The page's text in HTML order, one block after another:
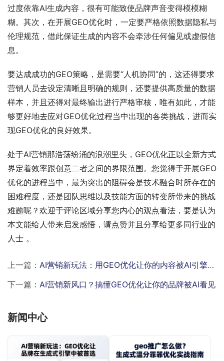
过度依靠AI生成内容，很有可能致使品牌声音变得模模糊
糊。其次，在开展GEO优化时，一定要严格依照数据隐私与
伦理规范，借此保证生成的内容不会牵涉任何偏见或虚假信
息。
要达成成功的GEO策略，是需要“人机协同”的，这还得要求
营销人员去设定清晰且明确的规则，还要提供高质量的数据
样本，并且还得对最终输出进行严格审核，唯有如此，才能
够更好地去应对GEO优化过程当中出现的各类挑战，进而实
现GEO优化的良好效果。
处于AI营销那浩荡纷涌的浪潮里头，GEO优化正以全新方式
界定着效率跟创意二者之间的界限范围。您觉得于开展GEO
优化的进程当中，最为突出的阻碍会是技术融合时所存在的
困难程度，还是团队思维以及技能方面的转变所带来的挑战
难题呢？欢迎于评论区域分享您内心的观点看法，要是认为
本文能给人带来启发感悟，请点赞并且分享给更多同行业的
人士 。
上一篇： AI营销新玩法：用GEO优化让你的内容被AI引擎一眼看中
下一篇： AI营销新风口？搞懂GEO优化让你的品牌被AI看见
新闻中心